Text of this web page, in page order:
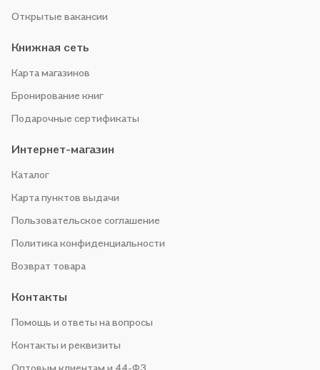
Открытые вакансии
Книжная сеть
Карта магазинов
Бронирование книг
Подарочные сертификаты
Интернет-магазин
Каталог
Карта пунктов выдачи
Пользовательское соглашение
Политика конфиденциальности
Возврат товара
Контакты
Помощь и ответы на вопросы
Контакты и реквизиты
Оптовым клиентам и 44-ФЗ